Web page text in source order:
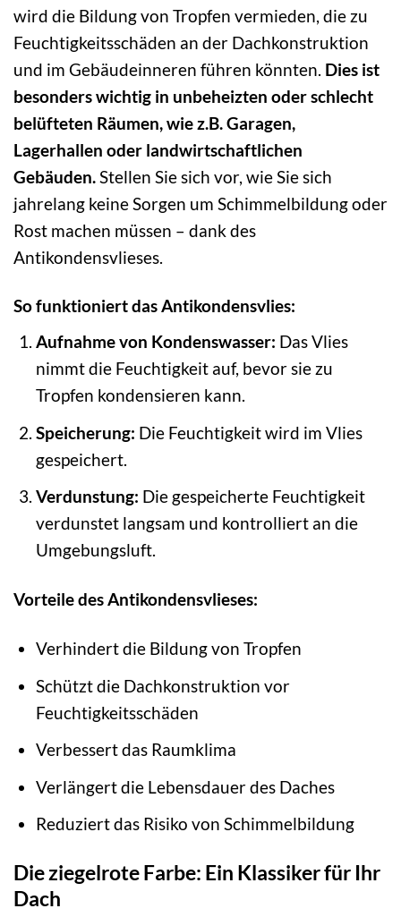
wird die Bildung von Tropfen vermieden, die zu
Feuchtigkeitsschäden an der Dachkonstruktion
und im Gebäudeinneren führen könnten. Dies ist
besonders wichtig in unbeheizten oder schlecht
belüfteten Räumen, wie z.B. Garagen,
Lagerhallen oder landwirtschaftlichen
Gebäuden. Stellen Sie sich vor, wie Sie sich
jahrelang keine Sorgen um Schimmelbildung oder
Rost machen müssen – dank des
Antikondensvlieses.
So funktioniert das Antikondensvlies:
Aufnahme von Kondenswasser: Das Vlies
nimmt die Feuchtigkeit auf, bevor sie zu
Tropfen kondensieren kann.
Speicherung: Die Feuchtigkeit wird im Vlies
gespeichert.
Verdunstung: Die gespeicherte Feuchtigkeit
verdunstet langsam und kontrolliert an die
Umgebungsluft.
Vorteile des Antikondensvlieses:
Verhindert die Bildung von Tropfen
Schützt die Dachkonstruktion vor
Feuchtigkeitsschäden
Verbessert das Raumklima
Verlängert die Lebensdauer des Daches
Reduziert das Risiko von Schimmelbildung
Die ziegelrote Farbe: Ein Klassiker für Ihr
Dach